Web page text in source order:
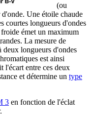
(ou
Une étoile chaude
courtes longueurs d'ondes
émet un maximum
La mesure de
deux longueurs d'ondes
est ainsi
l'écart entre ces deux
et détermine un type
3 en fonction de l'éclat